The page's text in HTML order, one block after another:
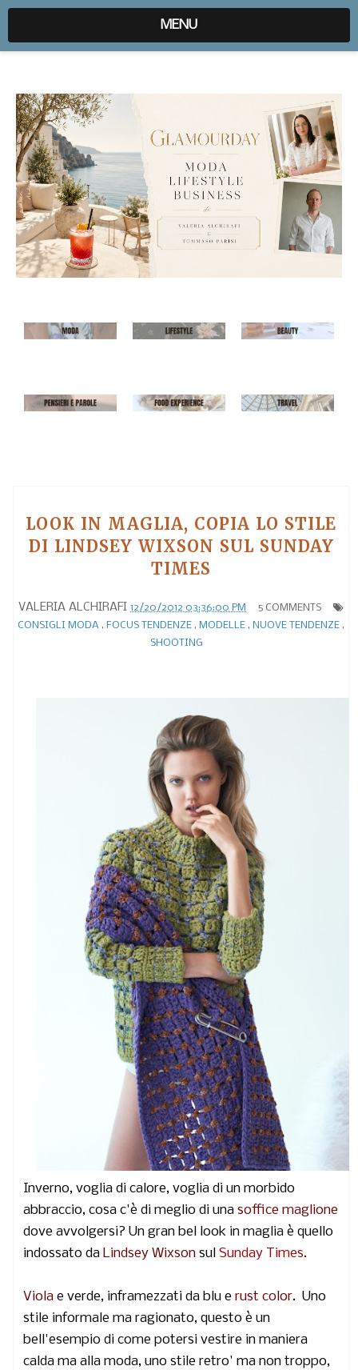
expr:lang=it;data:blog.locale
MENU
LOOK IN MAGLIA, COPIA LO STILE
DI LINDSEY WIXSON SUL SUNDAY
TIMES
VALERIA ALCHIRAFI 12/20/2012 03:36:00 PM
5 COMMENTS
CONSIGLI MODA , FOCUS TENDENZE , MODELLE , NUOVE TENDENZE ,
SHOOTING
Inverno, voglia di calore, voglia di un morbido
abbraccio, cosa c'è di meglio di unasoffice maglione
dove avvolgersi? Un gran bel look in maglia è quello
indossato daLindsey WixsonsulSunday Times.
Violae verde, inframezzati da blu erust color. Uno
stile informale ma ragionato, questo è un
bell'esempio di come potersi vestire in maniera
calda ma alla moda, uno stile retro' ma non troppo,